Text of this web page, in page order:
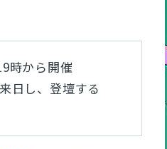
時から開催
日し、登壇する